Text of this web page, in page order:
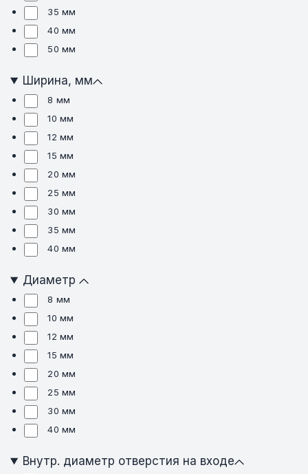
35 мм
40 мм
50 мм
Ширина, мм
8 мм
10 мм
12 мм
15 мм
20 мм
25 мм
30 мм
35 мм
40 мм
Диаметр
8 мм
10 мм
12 мм
15 мм
20 мм
25 мм
30 мм
40 мм
Внутр. диаметр отверстия на входе